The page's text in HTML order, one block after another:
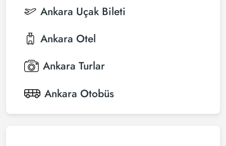
Ankara Uçak Bileti
Ankara Otel
Ankara Turlar
Ankara Otobüs